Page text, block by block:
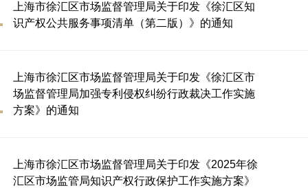
上海市徐汇区市场监督管理局关于印发《徐汇区知
识产权公共服务事项清单（第二版）》的通知
上海市徐汇区市场监督管理局关于印发《徐汇区市
场监督管理局加强专利侵权纠纷行政裁决工作实施
方案》的通知
上海市徐汇区市场监督管理局关于印发《2025年徐
汇区市场监管局知识产权行政保护工作实施方案》